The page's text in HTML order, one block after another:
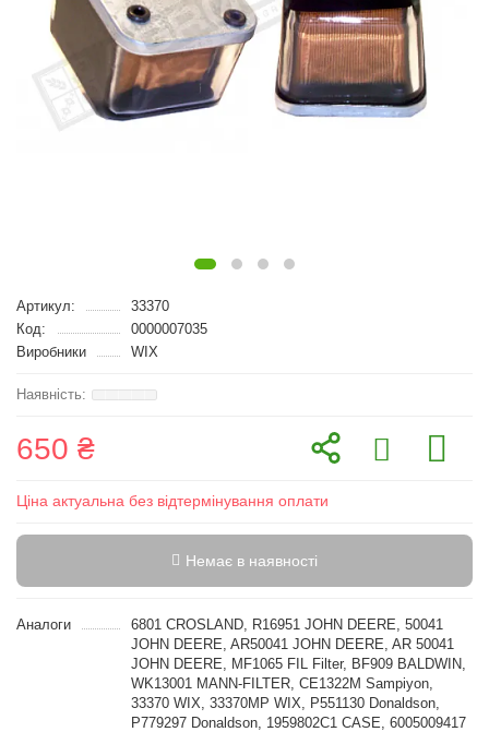
Артикул:
33370
Код:
0000007035
Виробники
WIX
650 ₴
Ціна актуальна без відтермінування оплати
Немає в наявності
Аналоги
6801 CROSLAND, R16951 JOHN DEERE, 50041
JOHN DEERE, AR50041 JOHN DEERE, AR 50041
JOHN DEERE, MF1065 FIL Filter, BF909 BALDWIN,
WK13001 MANN-FILTER, CE1322M Sampiyon,
33370 WIX, 33370MP WIX, P551130 Donaldson,
P779297 Donaldson, 1959802C1 CASE, 6005009417